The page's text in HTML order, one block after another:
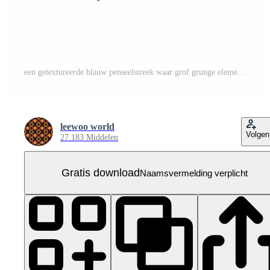
een getextureerde blauw penseelstreek waar grof grunge elementen mengsel in glad waterverf overgangen Gratis PNG
leewoo world
27.183 Middelen Volgen
Gratis downloadNaamsvermelding verplicht